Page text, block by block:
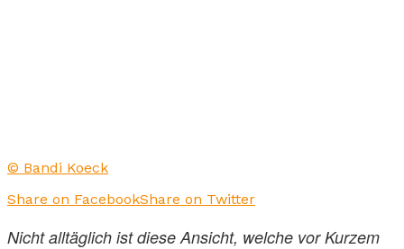
© Bandi Koeck
Share on FacebookShare on Twitter
Nicht alltäglich ist diese Ansicht, welche vor Kurzem